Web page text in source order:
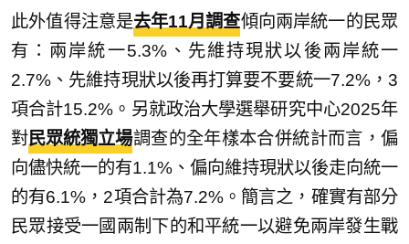
此外值得注意是去年11月調查傾向兩岸統一的民眾
有：兩岸統一5.3%、先維持現狀以後兩岸統一
2.7%、先維持現狀以後再打算要不要統一7.2%，3
項合計15.2%。另就政治大學選舉研究中心2025年
對民眾統獨立場調查的全年樣本合併統計而言，偏
向儘快統一的有1.1%、偏向維持現狀以後走向統一
的有6.1%，2項合計為7.2%。簡言之，確實有部分
民眾接受一國兩制下的和平統一以避免兩岸發生戰